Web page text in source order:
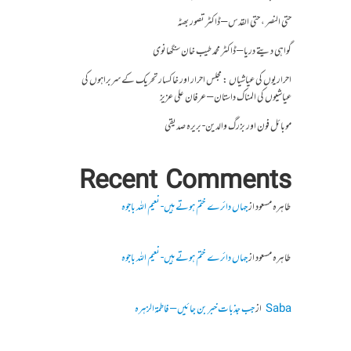
حتی النصر ، حتی القدس – ڈاکٹر تصور بھٹہ
گواہی دیتے دریا – ڈاکٹر محمد طیب خان سنگھانوی
احراریوں کی عیاشیاں : مجلس احرار اور خاکسار تحریک کے سربراہوں کی
عیاشیوں کی المناک داستان – عرفان علی عزیز
موبائل فون اور بزرگ والدین- بریرہ صدیقی
Recent Comments
طاہرہ مسعودازجہاں دائرے ختم ہوتے ہیں- نعیم اللہ باجوہ
طاہرہ مسعودازجہاں دائرے ختم ہوتے ہیں- نعیم اللہ باجوہ
Sabaازجب جذبات خبر بن جائیں – فاطمۃالزہرہ